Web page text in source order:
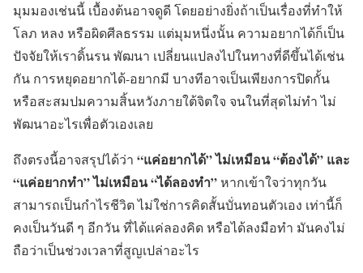
มุมมองเช่นนี้ เบื้องต้นอาจดูดี โดยอย่างยิ่งถ้าเป็นเรื่องที่ทำให้
โลภ หลง หรือผิดศีลธรรม แต่มุมหนึ่งนั้น ความอยากได้ก็เป็น
ปัจจัยให้เราดิ้นรน พัฒนา เปลี่ยนแปลงไปในทางที่ดีขึ้นได้เช่น
กัน การหยุดอยากได้-อยากมี บางทีอาจเป็นเพียงการปิดกั้น
หรือสะสมปมความสิ้นหวังภายใต้จิตใจ จนในที่สุดไม่ทำ ไม่
พัฒนาอะไรเพื่อตัวเองเลย
ถึงตรงนี้อาจสรุปได้ว่า “แค่อยากได้” ไม่เหมือน “ต้องได้” และ
“แค่อยากทำ” ไม่เหมือน “ได้ลองทำ”หากเข้าใจว่าทุกวัน
สามารถเป็นกำไรชีวิต ไม่ใช่การคิดสั้นบั่นทอนตัวเอง เท่านี้ก็
คงเป็นวันดี ๆ อีกวัน ที่ได้แค่ลองคิด หรือได้ลงมือทำ มันคงไม่
ถือว่าเป็นช่วงเวลาที่สูญเปล่าอะไร